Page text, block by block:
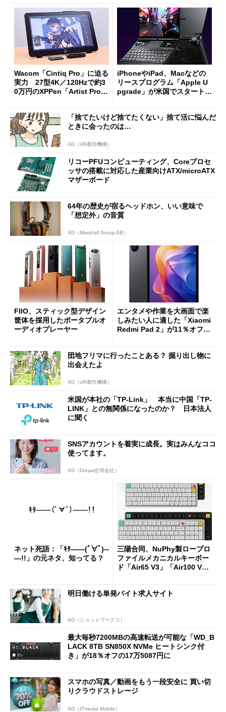
Wacom「Cintiq Pro」に迫る
実力 27型4K／120Hzで約3
0万円のXPPen「Artist Pro 2
iPhoneやiPad、Macなどの
リースプログラム「Apple U
pgrade」が米国でスタート／
ut」が明...
「捨てたいけど捨てたくない」捨て活に悩んだ
ときに会ったのは…
AD（UR都市機構）
リコーPFUコンピューティング、Coreプロセ
ッサの搭載に対応した産業向けATX/microATX
マザーボード
64年の歴史が宿るヘッドホン、いい意味で
「想定外」の音質
AD（Marshall Group AB）
FIIO、スティック型デザイン
筐体を採用したポータブルオ
ーディオプレーヤー
エンタメや作業を大画面で楽
しみたい人に適した「Xiaomi
Redmi Pad 2」が11％オフの
団地フリマに行ったことある？ 掘り出し物に
出会えたよ
AD（UR都市機構）
米国が本社の「TP-Link」 本当に中国「TP-
LINK」との無関係になったのか？ 日本法人
に聞く
SNSアカウントを着実に成長。実はみんなココ
使ってます。
AD（Dreaw合同会社）
ネット死語：「ｷﾀ――(ﾟ∀ﾟ)―
―!!」の元ネタ、知ってる？
三陽合同、NuPhy製ロープロ
ファイルメカニカルキーボー
ド「Air65 V3」「Air100 V
明日働ける単発バイト求人サイト
AD（ショットワークス）
最大毎秒7200MBの高速転送が可能な「WD_B
LACK 8TB SN850X NVMe ヒートシンク付
き」が18％オフの17万5087円に
スマホの写真／動画をもう一段安全に 買い切
りクラウドストレージ
AD（ITmedia Mobile）